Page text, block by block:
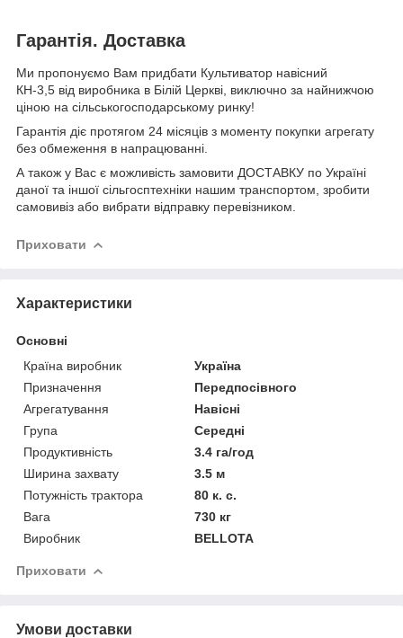
Гарантія. Доставка
Ми пропонуємо Вам придбати Культиватор навісний
КН-3,5 від виробника в Білій Церкві, виключно за найнижчою
ціною на сільськогосподарському ринку!
Гарантія діє протягом 24 місяців з моменту покупки агрегату
без обмеження в напрацюванні.
А також у Вас є можливість замовити ДОСТАВКУ по Україні
даної та іншої сільгосптехніки нашим транспортом, зробити
самовивіз або вибрати відправку перевізником.
Приховати
Характеристики
Основні
Країна виробник
Україна
Призначення
Передпосівного
Агрегатування
Навісні
Група
Середні
Продуктивність
3.4 га/год
Ширина захвату
3.5 м
Потужність трактора
80 к. с.
Вага
730 кг
Виробник
BELLOTA
Приховати
Умови доставки